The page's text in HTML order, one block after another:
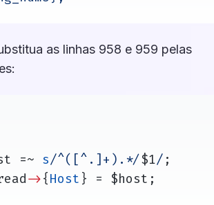
as linhas 958 e 959 pelas
=~
s/^([^.]+).*/$1/ ;
->{ Host } = $host;